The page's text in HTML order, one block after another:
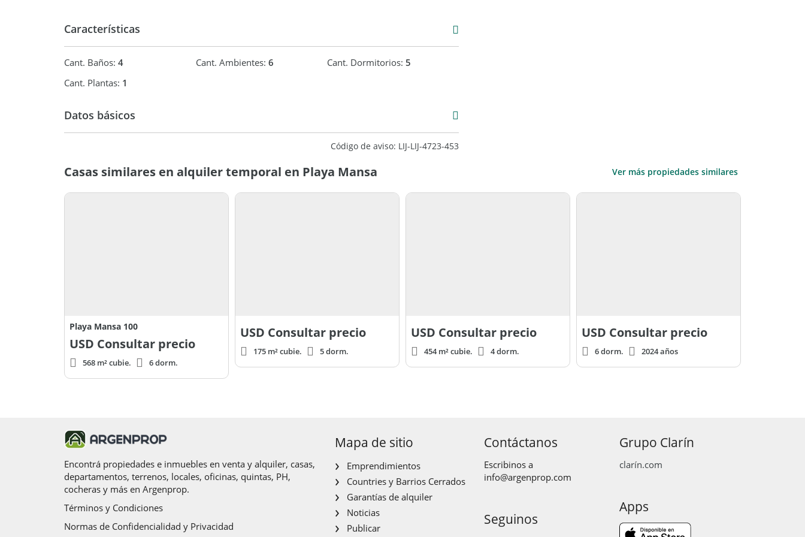
Características
Cant. Baños: 4 Cant. Ambientes: 6 Cant. Dormitorios:5
Cant. Plantas: 1
Datos básicos
Código de aviso: LIJ-LIJ-4723-453
Casas similares en alquiler temporal en Playa Mansa Ver más propiedades similares
Playa Mansa 100
USD Consultar precio
568 m² cubie. 6 dorm.
USD Consultar precio
175 m² cubie. 5 dorm.
USD Consultar precio
454 m² cubie. 4 dorm.
USD Consultar precio
6 dorm. 2024 años
Encontrá propiedades e inmuebles en venta y alquiler, casas,
departamentos, terrenos, locales, oficinas, quintas, PH,
cocheras y más en Argenprop.
Términos y Condiciones
Normas de Confidencialidad y Privacidad
Mapa de sitio
Emprendimientos
Countries y Barrios Cerrados
Garantías de alquiler
Noticias
Publicar
Contáctanos
Escribinos a
info@argenprop.com
Seguinos
Grupo Clarín
clarín.com
Apps